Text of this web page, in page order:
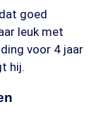
goed
leuk met
voor 4 jaar
hij.